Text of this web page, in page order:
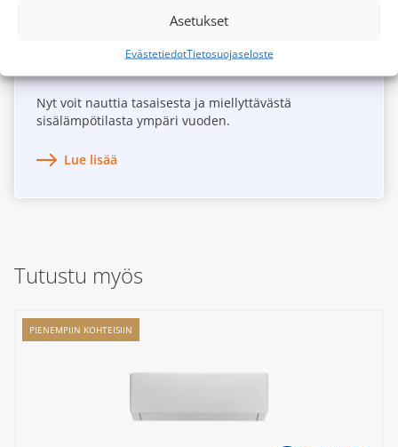
Asetukset
EvästetiedotTietosuojaseloste
Oikein mitoitettu ja asennettu ilmalämpöpumppu
että varaosia ja tukea on saatavilla vielä vuosien
Nyt voit nauttia tasaisesta ja miellyttävästä
sisälämpötilasta ympäri vuoden.
Lue lisää
Tutustu myös
PIENEMPIIN KOHTEISIIN